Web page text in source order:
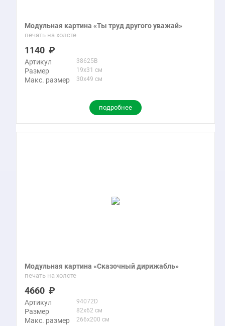
Модульная картина «Ты труд другого уважай»
печать на холсте
1140
Артикул 38625B
Размер 19x31 см
Макс. размер 30x49 см
подробнее
Модульная картина «Сказочный дирижабль»
печать на холсте
4660
Артикул 94072D
Размер 82x62 см
Макс. размер 266x200 см